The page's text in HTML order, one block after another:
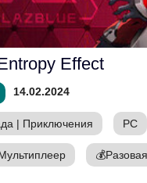
Effect
14.02.2024
| Приключения PC
💰